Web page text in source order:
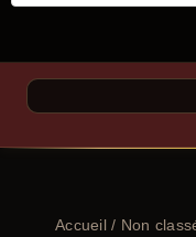
Accueil/ Non